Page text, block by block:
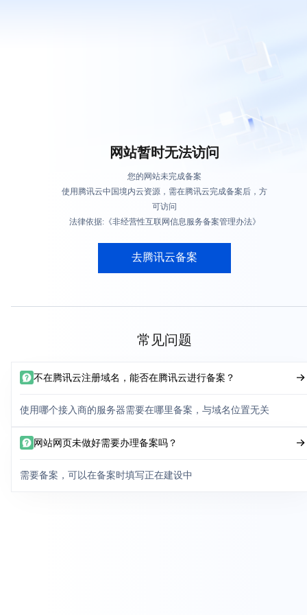
网站暂时无法访问
您的网站未完成备案
使用腾讯云中国境内云资源，需在腾讯云完成备案后，方
可访问
法律依据:《非经营性互联网信息服务备案管理办法》
去腾讯云备案
常见问题
不在腾讯云注册域名，能否在腾讯云进行备案？
使用哪个接入商的服务器需要在哪里备案，与域名位置无关
网站网页未做好需要办理备案吗？
需要备案，可以在备案时填写正在建设中